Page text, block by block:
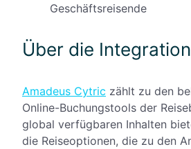
Geschäftsreisende
Über die Integration
Amadeus Cytric zählt zu den
Online-Buchungstools der
global verfügbaren Inhalten
die Reiseoptionen, die zu den